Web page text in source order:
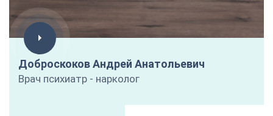
Доброскоков Андрей Анатольевич
Врач психиатр - нарколог